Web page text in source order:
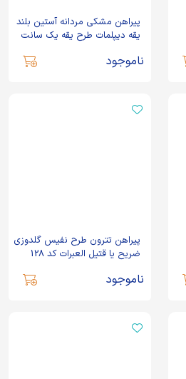
پیراهن مشکی مردانه آستین بلند
یقه دیپلمات طرح یقه یک سانت
ناموجود
پیراهن تترون طرح نفیس گلدوزی
ضریح یا قتیل العبرات کد 128
ناموجود